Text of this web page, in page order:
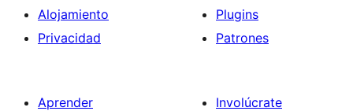
Alojamiento
Privacidad
Plugins
Patrones
Aprender
Involúcrate